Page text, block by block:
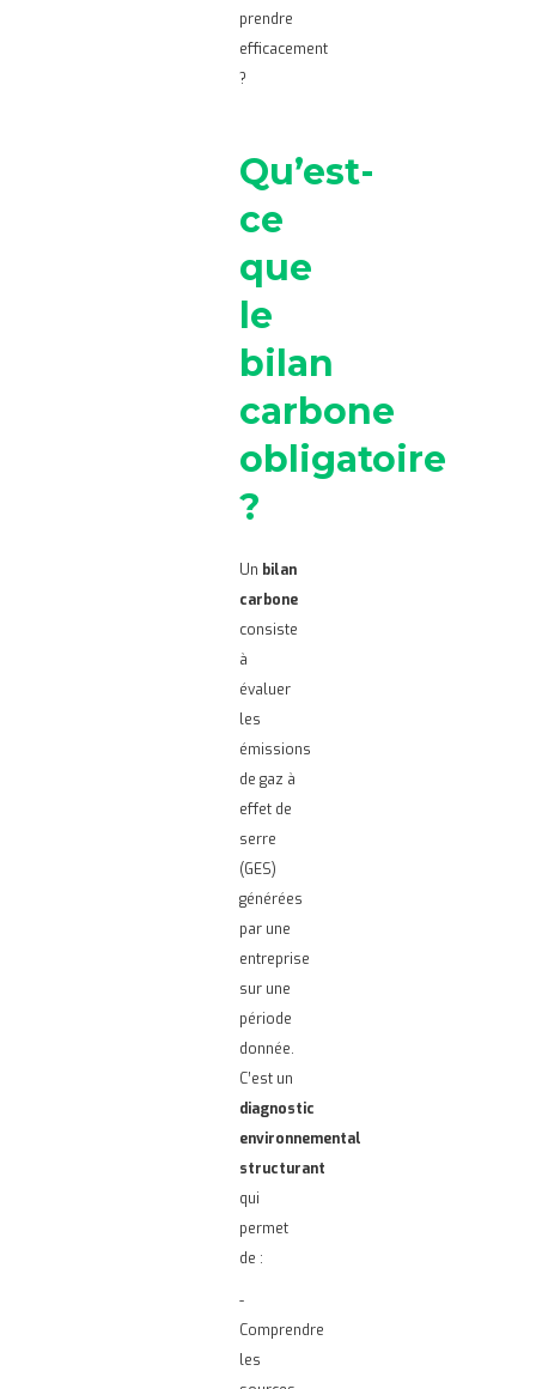
prendre
efficacement
?
Qu’est-
ce
que
le
bilan
carbone
obligatoire
?
Un bilan
carbone
consiste
à
évaluer
les
émissions
de gaz à
effet de
serre
(GES)
générées
par une
entreprise
sur une
période
donnée.
C’est un
diagnostic
environnemental
structurant
qui
permet
de :
-
Comprendre
les